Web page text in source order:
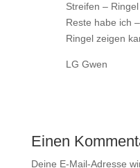
Streifen –
Reste habe ich
Ringel zeigen
LG Gwen
Einen
Deine E-Mail-Adresse